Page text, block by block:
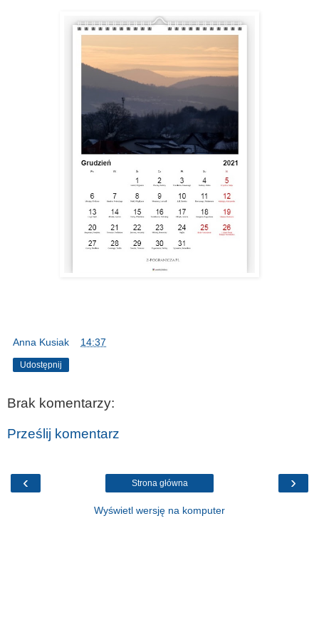
Anna Kusiak 14:37
Udostępnij
Brak komentarzy:
Prześlij komentarz
‹ ›
Strona główna
Wyświetl wersję na komputer